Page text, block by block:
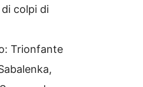
colpi di
Trionfante